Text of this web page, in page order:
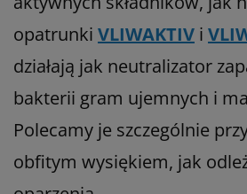
opatrunki VLIWAKTIV i
działają jak neutralizator
bakterii gram ujemnych i
Polecamy je szczególnie
obfitym wysiękiem, jak